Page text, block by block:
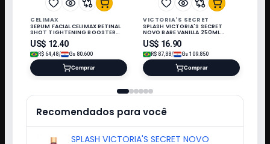
CELIMAX
SERUM FACIAL CELIMAX RETINAL
SHOT TIGHTENING BOOSTER
FIRM 15ML 320812
US$ 12.40
R$64,48/ Gs80.600
VICTORIA'S SECRET
SPLASH VICTORIA'S SECRET
NOVO BARE VANILLA 250ML
027508*
US$ 16.90
R$87,88/ Gs109.850
Recomendados para você